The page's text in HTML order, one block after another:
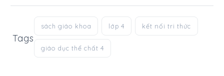
Tags
sách giáo khoa lớp 4 kết nối tri thức
giáo dục thể chất 4